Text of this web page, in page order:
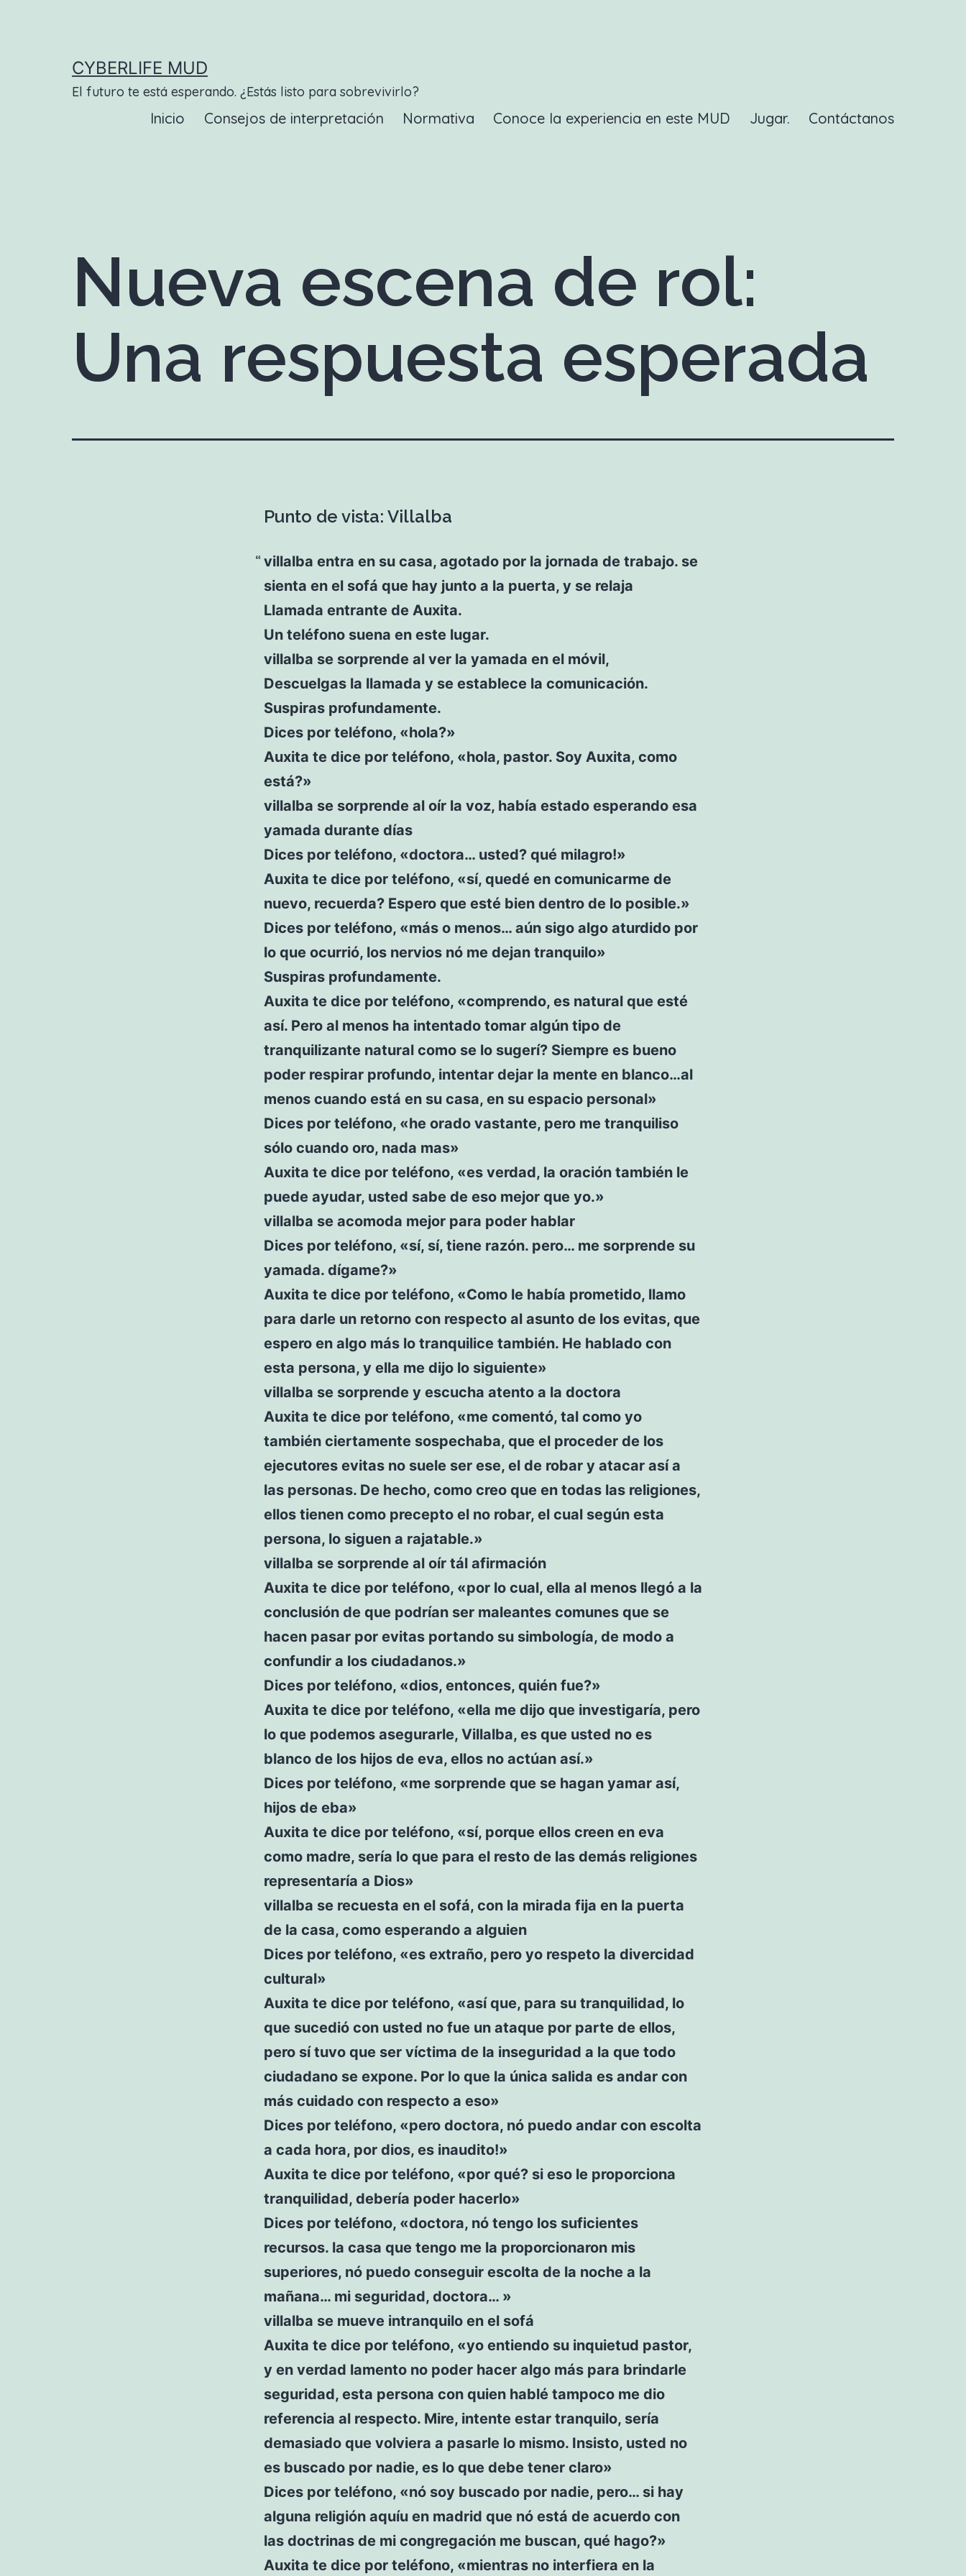
CYBERLIFE MUD
El futuro te está esperando. ¿Estás listo para sobrevivirlo?
Inicio Consejos de interpretación Normativa Conoce la experiencia en este MUD Jugar. Contáctanos
Nueva escena de rol:
Una respuesta esperada
Punto de vista: Villalba
villalba entra en su casa, agotado por la jornada de trabajo. se
sienta en el sofá que hay junto a la puerta, y se relaja
Llamada entrante de Auxita.
Un teléfono suena en este lugar.
villalba se sorprende al ver la yamada en el móvil,
Descuelgas la llamada y se establece la comunicación.
Suspiras profundamente.
Dices por teléfono, «hola?»
Auxita te dice por teléfono, «hola, pastor. Soy Auxita, como
está?»
villalba se sorprende al oír la voz, había estado esperando esa
yamada durante días
Dices por teléfono, «doctora… usted? qué milagro!»
Auxita te dice por teléfono, «sí, quedé en comunicarme de
nuevo, recuerda? Espero que esté bien dentro de lo posible.»
Dices por teléfono, «más o menos… aún sigo algo aturdido por
lo que ocurrió, los nervios nó me dejan tranquilo»
Suspiras profundamente.
Auxita te dice por teléfono, «comprendo, es natural que esté
así. Pero al menos ha intentado tomar algún tipo de
tranquilizante natural como se lo sugerí? Siempre es bueno
poder respirar profundo, intentar dejar la mente en blanco…al
menos cuando está en su casa, en su espacio personal»
Dices por teléfono, «he orado vastante, pero me tranquiliso
sólo cuando oro, nada mas»
Auxita te dice por teléfono, «es verdad, la oración también le
puede ayudar, usted sabe de eso mejor que yo.»
villalba se acomoda mejor para poder hablar
Dices por teléfono, «sí, sí, tiene razón. pero… me sorprende su
yamada. dígame?»
Auxita te dice por teléfono, «Como le había prometido, llamo
para darle un retorno con respecto al asunto de los evitas, que
espero en algo más lo tranquilice también. He hablado con
esta persona, y ella me dijo lo siguiente»
villalba se sorprende y escucha atento a la doctora
Auxita te dice por teléfono, «me comentó, tal como yo
también ciertamente sospechaba, que el proceder de los
ejecutores evitas no suele ser ese, el de robar y atacar así a
las personas. De hecho, como creo que en todas las religiones,
ellos tienen como precepto el no robar, el cual según esta
persona, lo siguen a rajatable.»
villalba se sorprende al oír tál afirmación
Auxita te dice por teléfono, «por lo cual, ella al menos llegó a la
conclusión de que podrían ser maleantes comunes que se
hacen pasar por evitas portando su simbología, de modo a
confundir a los ciudadanos.»
Dices por teléfono, «dios, entonces, quién fue?»
Auxita te dice por teléfono, «ella me dijo que investigaría, pero
lo que podemos asegurarle, Villalba, es que usted no es
blanco de los hijos de eva, ellos no actúan así.»
Dices por teléfono, «me sorprende que se hagan yamar así,
hijos de eba»
Auxita te dice por teléfono, «sí, porque ellos creen en eva
como madre, sería lo que para el resto de las demás religiones
representaría a Dios»
villalba se recuesta en el sofá, con la mirada fija en la puerta
de la casa, como esperando a alguien
Dices por teléfono, «es extraño, pero yo respeto la divercidad
cultural»
Auxita te dice por teléfono, «así que, para su tranquilidad, lo
que sucedió con usted no fue un ataque por parte de ellos,
pero sí tuvo que ser víctima de la inseguridad a la que todo
ciudadano se expone. Por lo que la única salida es andar con
más cuidado con respecto a eso»
Dices por teléfono, «pero doctora, nó puedo andar con escolta
a cada hora, por dios, es inaudito!»
Auxita te dice por teléfono, «por qué? si eso le proporciona
tranquilidad, debería poder hacerlo»
Dices por teléfono, «doctora, nó tengo los suficientes
recursos. la casa que tengo me la proporcionaron mis
superiores, nó puedo conseguir escolta de la noche a la
mañana… mi seguridad, doctora… »
villalba se mueve intranquilo en el sofá
Auxita te dice por teléfono, «yo entiendo su inquietud pastor,
y en verdad lamento no poder hacer algo más para brindarle
seguridad, esta persona con quien hablé tampoco me dio
referencia al respecto. Mire, intente estar tranquilo, sería
demasiado que volviera a pasarle lo mismo. Insisto, usted no
es buscado por nadie, es lo que debe tener claro»
Dices por teléfono, «nó soy buscado por nadie, pero… si hay
alguna religión aquíu en madrid que nó está de acuerdo con
las doctrinas de mi congregación me buscan, qué hago?»
Auxita te dice por teléfono, «mientras no interfiera en la